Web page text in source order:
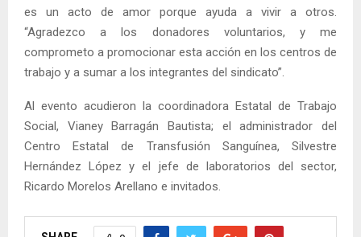
es un acto de amor porque ayuda a vivir a otros.
“Agradezco a los donadores voluntarios, y me
comprometo a promocionar esta acción en los centros de
trabajo y a sumar a los integrantes del sindicato”.
Al evento acudieron la coordinadora Estatal de Trabajo
Social, Vianey Barragán Bautista; el administrador del
Centro Estatal de Transfusión Sanguínea, Silvestre
Hernández López y el jefe de laboratorios del sector,
Ricardo Morelos Arellano e invitados.